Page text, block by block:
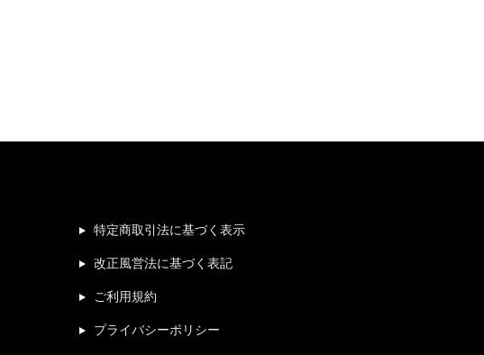
特定商取引法に基づく表示
改正風営法に基づく表記
ご利用規約
プライバシーポリシー